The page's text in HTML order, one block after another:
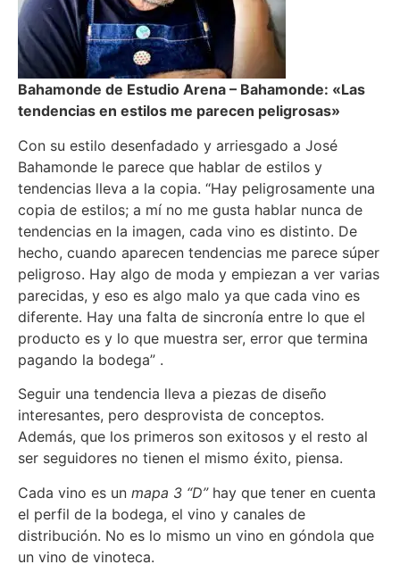
Bahamonde de Estudio Arena – Bahamonde: «Las
tendencias en estilos me parecen peligrosas»
Con su estilo desenfadado y arriesgado a José
Bahamonde le parece que hablar de estilos y
tendencias lleva a la copia. “Hay peligrosamente una
copia de estilos; a mí no me gusta hablar nunca de
tendencias en la imagen, cada vino es distinto. De
hecho, cuando aparecen tendencias me parece súper
peligroso. Hay algo de moda y empiezan a ver varias
parecidas, y eso es algo malo ya que cada vino es
diferente. Hay una falta de sincronía entre lo que el
producto es y lo que muestra ser, error que termina
pagando la bodega” .
Seguir una tendencia lleva a piezas de diseño
interesantes, pero desprovista de conceptos.
Además, que los primeros son exitosos y el resto al
ser seguidores no tienen el mismo éxito, piensa.
Cada vino es un mapa 3 “D”hay que tener en cuenta
el perfil de la bodega, el vino y canales de
distribución. No es lo mismo un vino en góndola que
un vino de vinoteca.